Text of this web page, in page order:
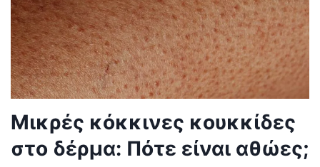
Μικρές κόκκινες κουκκίδες
στο δέρμα: Πότε είναι αθώες;